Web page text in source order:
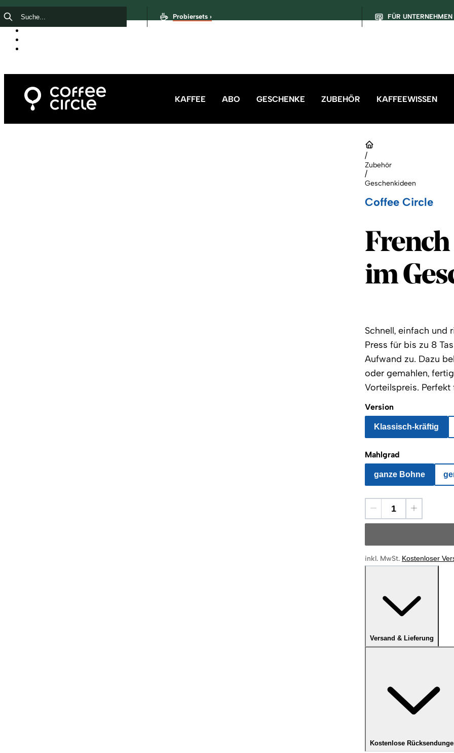
Probiersets › FÜR UNTERNEHMEN
KAFFEE ABO GESCHENKE ZUBEHÖR KAFFEEWISSEN
/
Zubehör
/
Geschenkideen
Version
Klassisch-kräftig
Mahlgrad
ganze Bohne
Coffee Circle
Coffee
im
Schnell, einfach und
Press für bis zu 8
Aufwand zu. Dazu
oder gemahlen,
Vorteilspreis.
inkl. MwSt. Kostenloser
Versand & Lieferung
Kostenlose